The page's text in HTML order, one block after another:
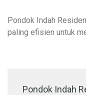
Pondok Indah
paling efisien untuk
Pondok Indah